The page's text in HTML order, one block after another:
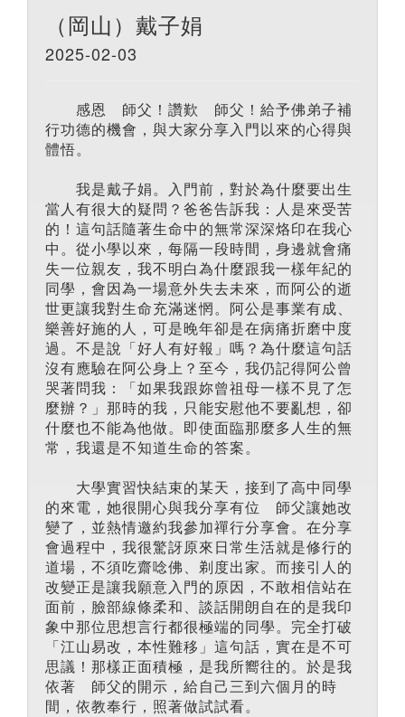
（岡山）戴子娟
2025-02-03
感恩 師父！讚歎 師父！給予佛弟子補
行功德的機會，與大家分享入門以來的心得與
體悟。
我是戴子娟。入門前，對於為什麼要出生
當人有很大的疑問？爸爸告訴我：人是來受苦
的！這句話隨著生命中的無常深深烙印在我心
中。從小學以來，每隔一段時間，身邊就會痛
失一位親友，我不明白為什麼跟我一樣年紀的
同學，會因為一場意外失去未來，而阿公的逝
世更讓我對生命充滿迷惘。阿公是事業有成、
樂善好施的人，可是晚年卻是在病痛折磨中度
過。不是說「好人有好報」嗎？為什麼這句話
沒有應驗在阿公身上？至今，我仍記得阿公曾
哭著問我：「如果我跟妳曾祖母一樣不見了怎
麼辦？」那時的我，只能安慰他不要亂想，卻
什麼也不能為他做。即使面臨那麼多人生的無
常，我還是不知道生命的答案。
大學實習快結束的某天，接到了高中同學
的來電，她很開心與我分享有位 師父讓她改
變了，並熱情邀約我參加禪行分享會。在分享
會過程中，我很驚訝原來日常生活就是修行的
道場，不須吃齋唸佛、剃度出家。而接引人的
改變正是讓我願意入門的原因，不敢相信站在
面前，臉部線條柔和、談話開朗自在的是我印
象中那位思想言行都很極端的同學。完全打破
「江山易改，本性難移」這句話，實在是不可
思議！那樣正面積極，是我所嚮往的。於是我
依著 師父的開示，給自己三到六個月的時
間，依教奉行，照著做試試看。